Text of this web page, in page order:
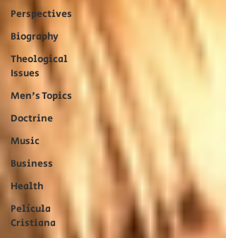
Perspectives
Biography
Theological
Issues
Men's Topics
Doctrine
Music
Business
Health
Película
Cristiana